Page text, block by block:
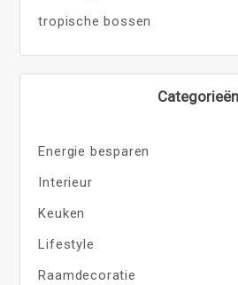
tropische bossen
Categorieën
Energie besparen
Interieur
Keuken
Lifestyle
Raamdecoratie